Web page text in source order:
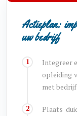
Actieplan:
uw bedrijf
Integreer
opleiding
met
Plaats